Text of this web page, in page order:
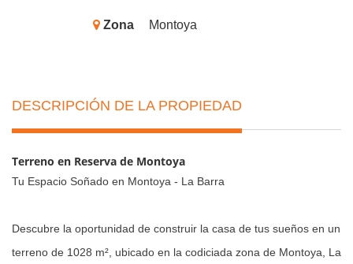
Zona Montoya
DESCRIPCIÓN DE LA PROPIEDAD
Terreno en Reserva de Montoya
Tu Espacio Soñado en Montoya - La Barra
Descubre la oportunidad de construir la casa de tus sueños en un
terreno de 1028 m², ubicado en la codiciada zona de Montoya, La